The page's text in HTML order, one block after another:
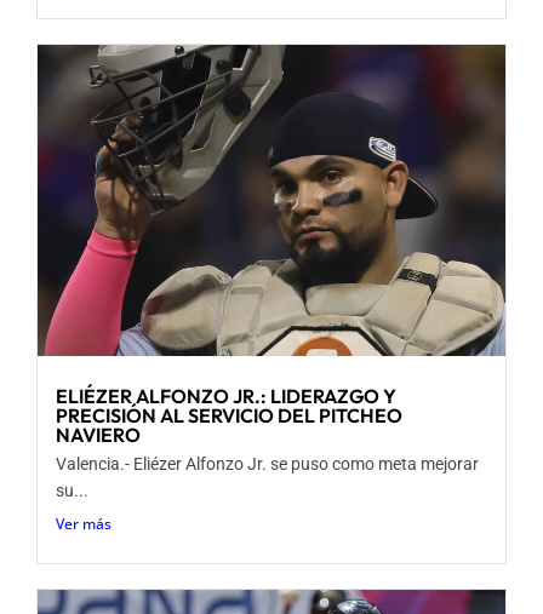
ELIÉZER ALFONZO JR.: LIDERAZGO Y
PRECISIÓN AL SERVICIO DEL PITCHEO
NAVIERO
Valencia.- Eliézer Alfonzo Jr. se puso como meta mejorar
su...
Ver más